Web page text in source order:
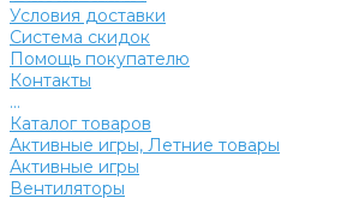
Условия доставки
Система скидок
Помощь покупателю
Контакты
...
Каталог товаров
Активные игры, Летние товары
Активные игры
Вентиляторы